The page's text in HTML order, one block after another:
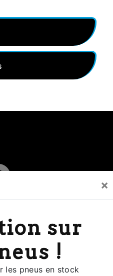
×
sur
!
les pneus en stock